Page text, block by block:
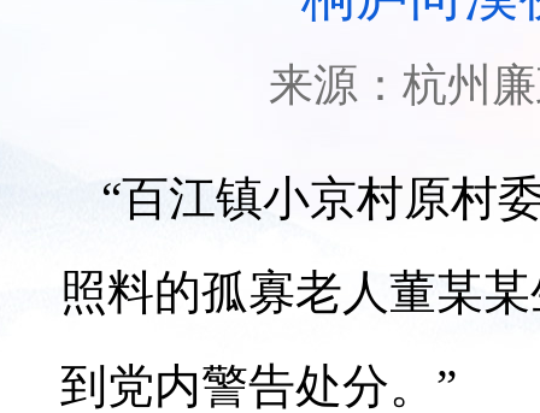
来源： 杭州
“百江镇小京村原村
照料的孤寡老人董某
到党内警告处分。”